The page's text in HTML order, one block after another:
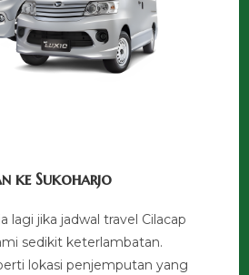
ke Sukoharjo
lagi jika jadwal travel Cilacap
sedikit keterlambatan.
lokasi penjemputan yang